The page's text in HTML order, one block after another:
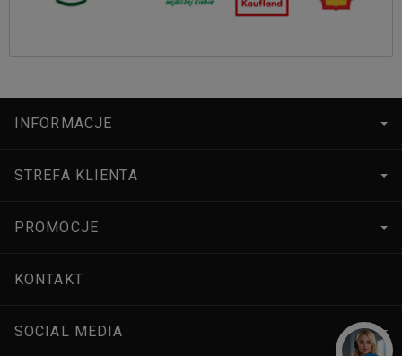
INFORMACJE
STREFA KLIENTA
PROMOCJE
KONTAKT
SOCIAL MEDIA